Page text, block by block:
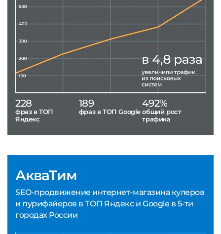
АкваТим
SEO-продвижение интернет-магазина кулеров
и пурифайеров в ТОП Яндекс и Google в 5-ти
городах России
228
фраз в ТОП
Яндекс
189
фраз в ТОП Google
492%
общий рост
трафика